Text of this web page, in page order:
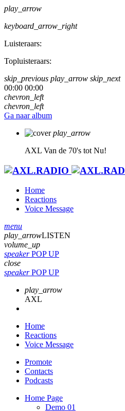
play_arrow
keyboard_arrow_right
Luisteraars:
Topluisteraars:
skip_previous play_arrow skip_next
00:00 00:00
chevron_left
chevron_left
Ga naar album
play_arrow
AXL Van de 70's tot Nu!
Home
Reactions
Voice Message
menu
play_arrowLISTEN
volume_up
speakerPOP UP
close
speakerPOP UP
play_arrow
AXL
Home
Reactions
Voice Message
Promote
Contacts
Podcasts
Home Page
Demo 01